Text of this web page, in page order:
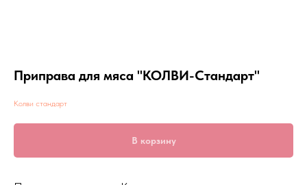
Приправа для мяса "КОЛВИ-Стандарт"
Колви стандарт
В корзину